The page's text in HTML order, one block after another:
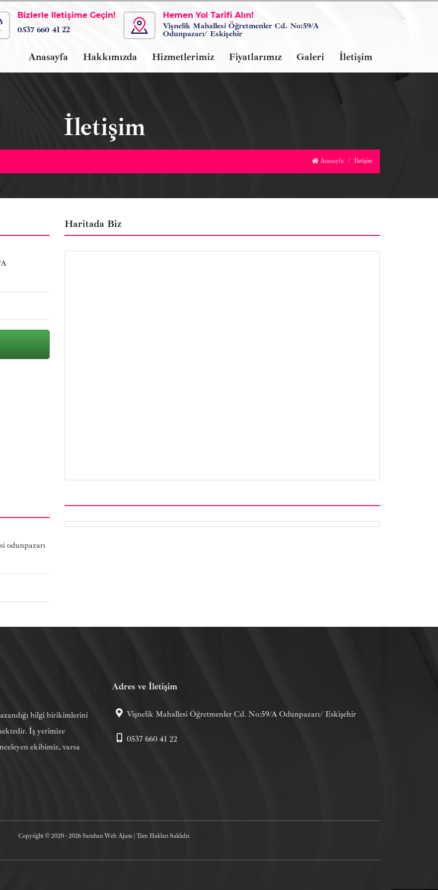
Bizlerle İletişime Geçin!
0537 660 41 22
Hemen Yol Tarifi Alın!
Vişnelik Mahallesi Öğretmenler Cd. No:59/A
Odunpazarı/ Eskişehir
Anasayfa Hakkımızda Hizmetlerimiz Fiyatlarımız Galeri İletişim
İletişim
Anasayfa İletişim
Haritada Biz
odunpazarı
bilgi birikimlerini
İş yerimize
ekibimiz, varsa
Adres ve İletişim
Vişnelik Mahallesi Öğretmenler Cd. No:59/A Odunpazarı/ Eskişehir
0537 660 41 22
Copyright © 2020 - 2026 Saruhan Web Ajans | Tüm Hakları Saklıdır.